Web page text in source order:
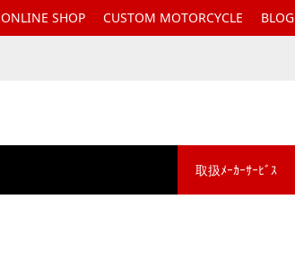
ONLINE SHOP CUSTOM MOTORCYCLE BLOG
取扱ﾒｰｶｰｻｰﾋﾞｽ